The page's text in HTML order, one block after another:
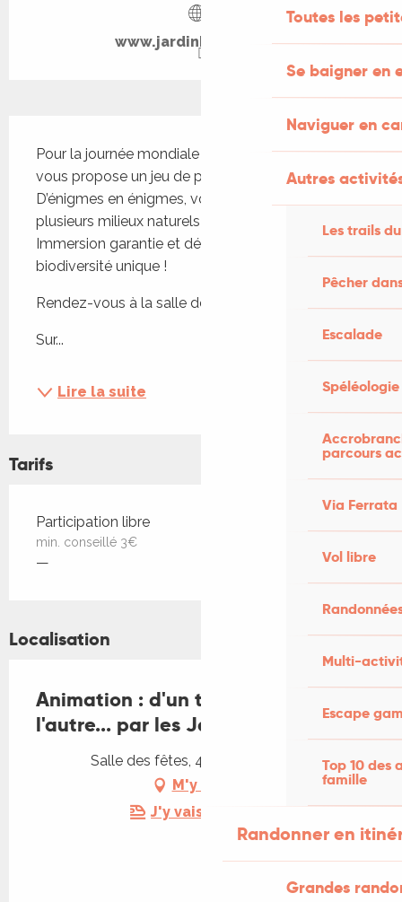
Toutes les
Se baigner en
Naviguer en
Autres
Les trails
Pêcher
Escalade
Spéléologie
parcours
Via Ferrata
Vol libre
Multi-
Escape
Top 10 des
famille
Randonner en
Grandes
www.jardinbourian.org
Pour la journée mondiale des zones humides, on
vous propose un jeu de piste à la journée !
D’énigmes en énigmes, vous cheminerez à travers
plusieurs milieux naturels pleins de mystères...
Immersion garantie et découverte d’une
biodiversité unique !
Rendez-vous à la salle des fêtes de Dégagnac.
Sur...
Lire la suite
Tarifs
Tarifs 2026
Participation libre
min. conseillé 3€
—
Localisation
Animation : d'un trésor humide à
l'autre... par les Jardiniers Bourians
Salle des fêtes, 46340 Dégagnac
M'y rendre
J'y vais en train !